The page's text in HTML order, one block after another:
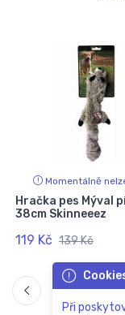
Momentálně
Hračka pes Mýval
38cm Skinneeez
119 Kč 139 Kč
Při